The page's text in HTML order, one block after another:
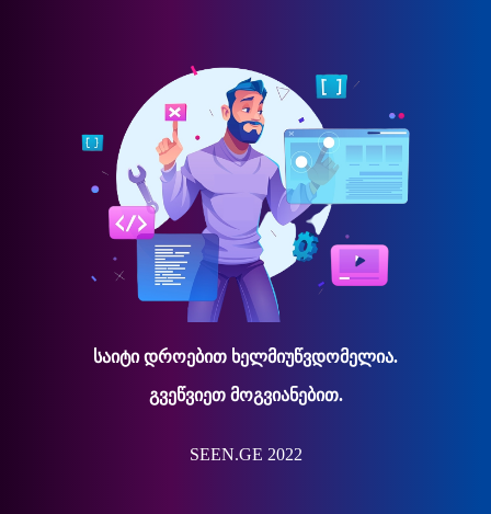
საიტი დროებით ხელმიუწვდომელია.
გვეწვიეთ მოგვიანებით.
SEEN.GE 2022